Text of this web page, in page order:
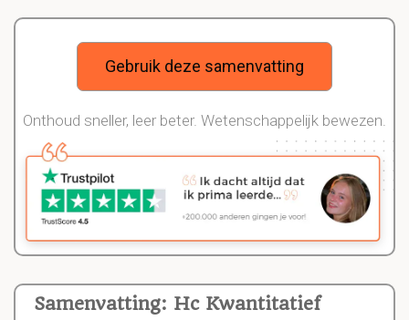
Samenvatting: Hc Kwantitatief
Gebruik deze samenvatting
Onthoud sneller, leer beter. Wetenschappelijk bewezen.